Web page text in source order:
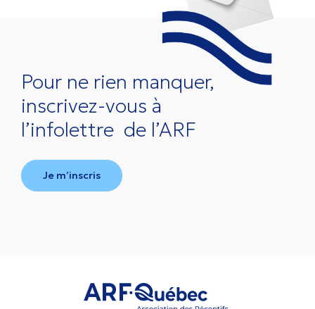
Pour ne rien manquer,
inscrivez-vous à
l’infolettre de l’ARF
Je m’inscris